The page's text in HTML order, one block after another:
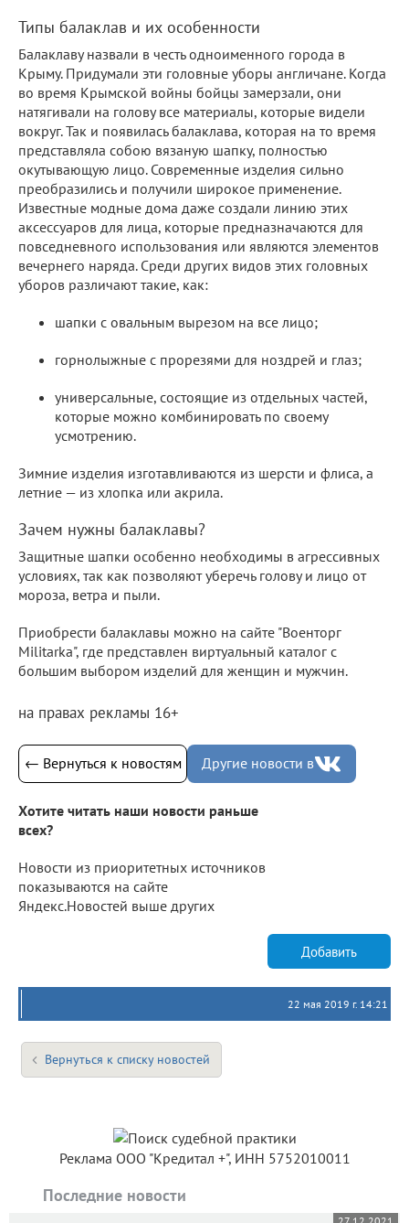
Типы балаклав и их особенности
Балаклаву назвали в честь одноименного города в
Крыму. Придумали эти головные уборы англичане. Когда
во время Крымской войны бойцы замерзали, они
натягивали на голову все материалы, которые видели
вокруг. Так и появилась балаклава, которая на то время
представляла собою вязаную шапку, полностью
окутывающую лицо. Современные изделия сильно
преобразились и получили широкое применение.
Известные модные дома даже создали линию этих
аксессуаров для лица, которые предназначаются для
повседневного использования или являются элементов
вечернего наряда. Среди других видов этих головных
уборов различают такие, как:
шапки с овальным вырезом на все лицо;
горнолыжные с прорезями для ноздрей и глаз;
универсальные, состоящие из отдельных частей,
которые можно комбинировать по своему
усмотрению.
Зимние изделия изготавливаются из шерсти и флиса, а
летние — из хлопка или акрила.
Зачем нужны балаклавы?
Защитные шапки особенно необходимы в агрессивных
условиях, так как позволяют уберечь голову и лицо от
мороза, ветра и пыли.
Приобрести балаклавы можно на сайте "Военторг
Militarka", где представлен виртуальный каталог с
большим выбором изделий для женщин и мужчин.
на правах рекламы 16+
← Вернуться к новостям Другие новости в
Хотите читать наши новости раньше
всех?
Новости из приоритетных источников
показываются на сайте
Яндекс.Новостей выше других
Добавить
22 мая 2019 г. 14:21
Вернуться к списку новостей
Реклама ООО "Кредитал +", ИНН 5752010011
Последние новости